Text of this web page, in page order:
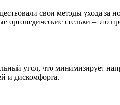
свои методы ухода за
стельки – это
угол, что минимизирует
и дискомфорта.